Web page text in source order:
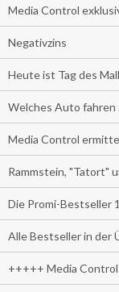
Media Control
Negativzins
Heute ist Tag des
Welches Auto fahren
Media Control
Rammstein, "Tatort"
Die Promi-Bestseller
Alle Bestseller in der
+++++ Media